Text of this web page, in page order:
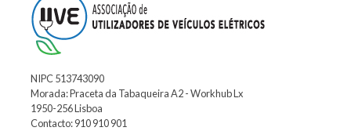
NIPC 513743090
Morada: Praceta da Tabaqueira A2 - Workhub Lx
1950-256 Lisboa
Contacto: 910 910 901